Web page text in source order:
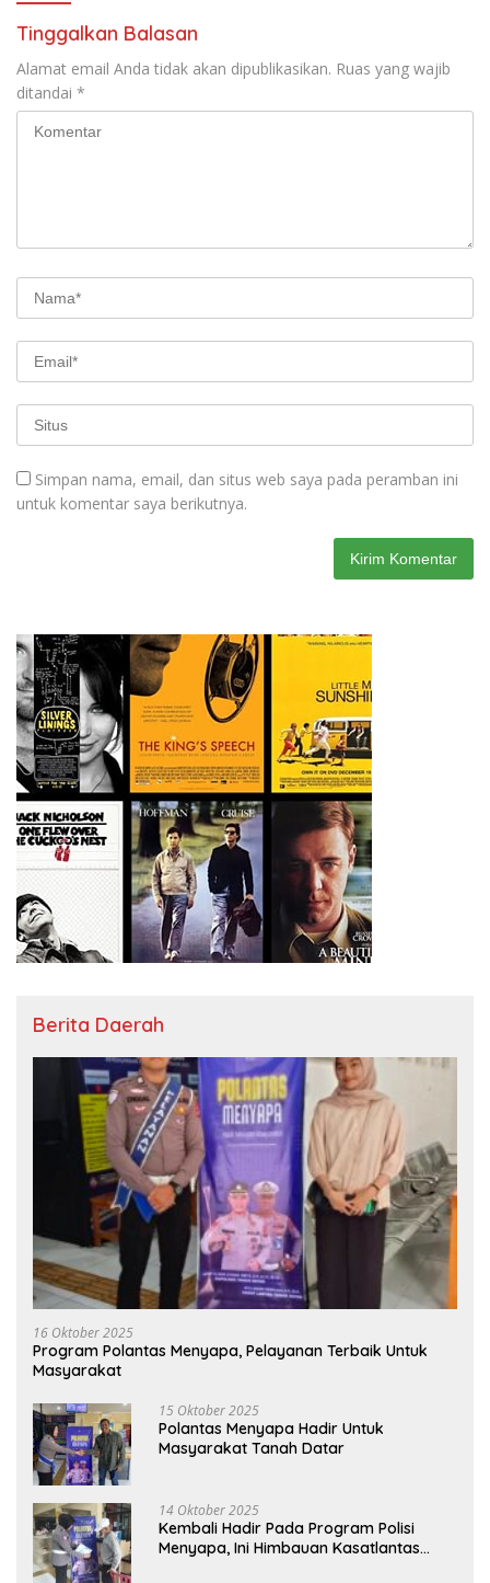
Tinggalkan Balasan
Alamat email Anda tidak akan dipublikasikan. Ruas yang wajib
ditandai *
Simpan nama, email, dan situs web saya pada peramban ini
untuk komentar saya berikutnya.
Berita Daerah
16 Oktober 2025
Program Polantas Menyapa, Pelayanan Terbaik Untuk
Masyarakat
15 Oktober 2025
Polantas Menyapa Hadir Untuk
Masyarakat Tanah Datar
14 Oktober 2025
Kembali Hadir Pada Program Polisi
Menyapa, Ini Himbauan Kasatlantas